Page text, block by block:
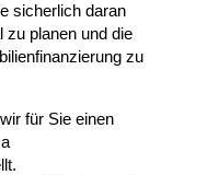
sicherlich daran
zu planen und die
zu
für Sie einen